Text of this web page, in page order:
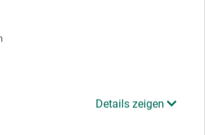
Details zeigen
Produkte mbH